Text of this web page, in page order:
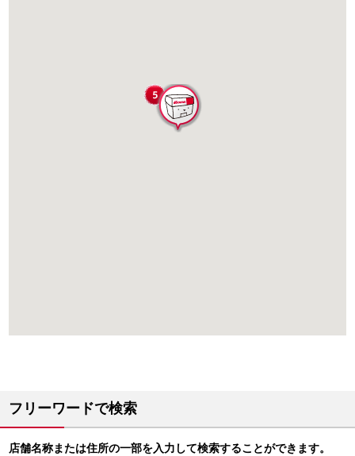
フリーワードで検索
店舗名称または住所の一部を入力して検索することができます。